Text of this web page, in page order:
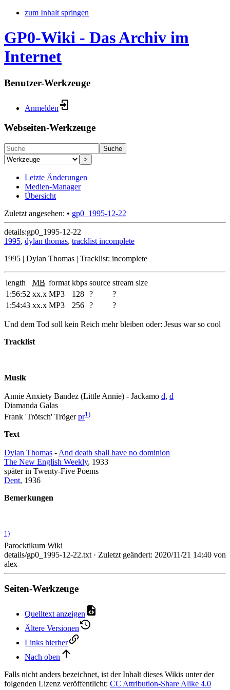
zum Inhalt springen
GP0-Wiki - Das Archiv im
Internet
Benutzer-Werkzeuge
Anmelden
Webseiten-Werkzeuge
Suche
>
Letzte Änderungen
Medien-Manager
Übersicht
Zuletzt angesehen: • gp0_1995-12-22
details:gp0_1995-12-22
1995, dylan thomas, tracklist incomplete
1995 | Dylan Thomas | Tracklist: incomplete
length MB format kbps source stream size
1:56:52 xx.x MP3 128 ?
?
1:54:43 xx.x MP3 256 ? ?
Und dem Tod soll kein Reich mehr bleiben oder: Jesus war so cool
Tracklist
Musik
Annie Anxiety Bandez (Little Annie) - Jackamo d, d
Diamanda Galas
Frank 'Trötsch' Trögerpr1)
Text
Dylan Thomas - And death shall have no dominion
The New English Weekly, 1933
später in Twenty-Five Poems
Dent, 1936
Bemerkungen
1)
Parocktikum Wiki
details/gp0_1995-12-22.txt · Zuletzt geändert: 2020/11/21 14:40 von
alex
Seiten-Werkzeuge
Quelltext anzeigen
Ältere Versionen
Links hierher
Nach oben
Falls nicht anders bezeichnet, ist der Inhalt dieses Wikis unter der
folgenden Lizenz veröffentlicht: CC Attribution-Share Alike 4.0